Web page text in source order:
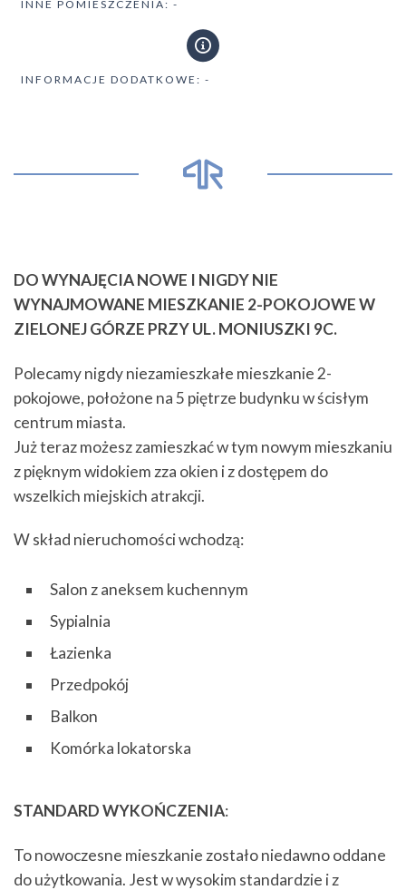
INNE POMIESZCZENIA: -
INFORMACJE DODATKOWE: -
DO WYNAJĘCIA NOWE I NIGDY NIE
WYNAJMOWANE MIESZKANIE 2-POKOJOWE W
ZIELONEJ GÓRZE PRZY UL. MONIUSZKI 9C.
Polecamy nigdy niezamieszkałe mieszkanie 2-
pokojowe, położone na 5 piętrze budynku w ścisłym
centrum miasta.
Już teraz możesz zamieszkać w tym nowym mieszkaniu
z pięknym widokiem zza okien i z dostępem do
wszelkich miejskich atrakcji.
W skład nieruchomości wchodzą:
Salon z aneksem kuchennym
Sypialnia
Łazienka
Przedpokój
Balkon
Komórka lokatorska
STANDARD WYKOŃCZENIA:
To nowoczesne mieszkanie zostało niedawno oddane
do użytkowania. Jest w wysokim standardzie i z